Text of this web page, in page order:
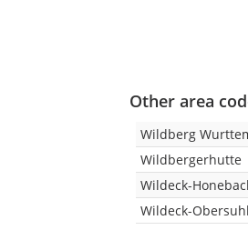
Other area
Wildberg
Wildbergerhutte
Wildeck-
Wildeck-Obersuhl